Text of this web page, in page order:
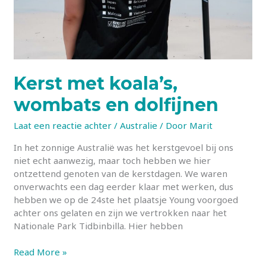
Kerst met koala’s,
wombats en dolfijnen
Laat een reactie achter /Australie / Door Marit
In het zonnige Australië was het kerstgevoel bij ons
niet echt aanwezig, maar toch hebben we hier
ontzettend genoten van de kerstdagen. We waren
onverwachts een dag eerder klaar met werken, dus
hebben we op de 24ste het plaatsje Young voorgoed
achter ons gelaten en zijn we vertrokken naar het
Nationale Park Tidbinbilla. Hier hebben
Kerst
Read More »